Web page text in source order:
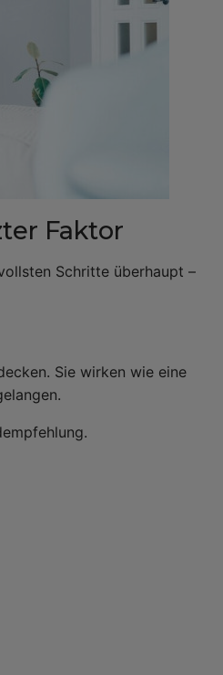
Faktor
Schritte überhaupt –
Sie wirken wie eine